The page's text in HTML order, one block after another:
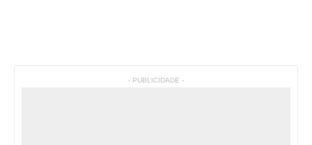
- PUBLICIDADE -